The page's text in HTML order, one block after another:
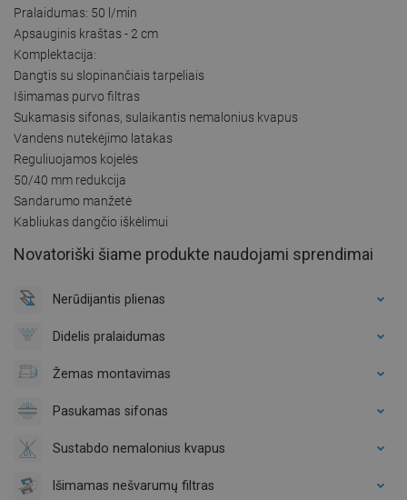
Pralaidumas: 50 l/min
Apsauginis kraštas - 2 cm
Komplektacija:
Dangtis su slopinančiais tarpeliais
Išimamas purvo filtras
Sukamasis sifonas, sulaikantis nemalonius kvapus
Vandens nutekėjimo latakas
Reguliuojamos kojelės
50/40 mm redukcija
Sandarumo manžetė
Kabliukas dangčio iškėlimui
Novatoriški šiame produkte naudojami sprendimai
Nerūdijantis plienas
Didelis pralaidumas
Žemas montavimas
Pasukamas sifonas
Sustabdo nemalonius kvapus
Išimamas nešvarumų filtras